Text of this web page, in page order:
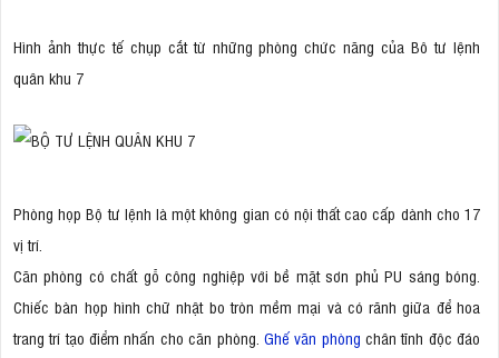
Hình ảnh thực tế chụp cắt từ những phòng chức năng của Bô tư lệnh
quân khu 7
Phòng họp Bộ tư lệnh là một không gian có nội thất cao cấp dành cho 17
vị trí.
Căn phòng có chất gỗ công nghiệp với bề mặt sơn phủ PU sáng bóng.
Chiếc bàn họp hình chữ nhật bo tròn mềm mại và có rãnh giữa để hoa
trang trí tạo điểm nhấn cho căn phòng. Ghế văn phòng chân tĩnh độc đáo